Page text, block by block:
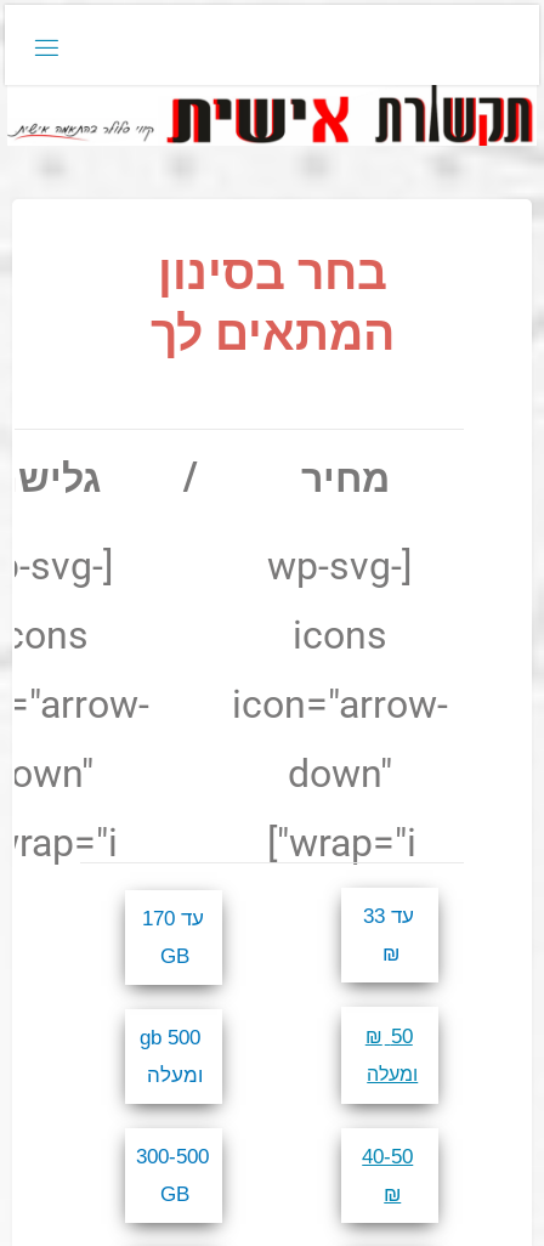
בחר בסינון
המתאים לך
מחיר
[wp-svg-
icons
icon="arrow-
down"
wrap="i"]
/
svg-
עד 33
₪
40-50
₪
50
₪
ומעלה
עד 170
GB
300-500
GB
500 gb
ומעלה